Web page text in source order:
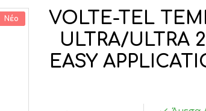
Νέο
VOLTE-TEL
ULTRA/ULTRA
EASY